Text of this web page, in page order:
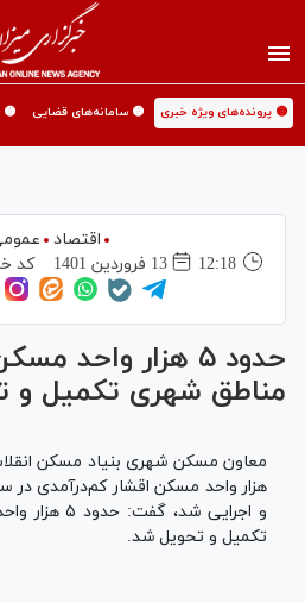
🟡 پرونده‌های ویژه خبری 🟡 سامانه‌های قضایی 🟡
اقتصاد
12:18
13 فروردين 1401 کد
حدود ۵ هزار واحد
مناطق شهری تکمیل و
هزار واحد مسکن اقشار کم‌درآمدی در
و اجرایی شد،
تکمیل و تحویل شد.